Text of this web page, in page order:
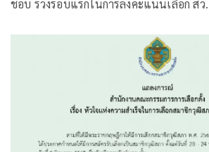
ชอบ ร่วงรอบแรกในการลงคะแนนเลือก สว.แบบเลือกกันเอง ใน